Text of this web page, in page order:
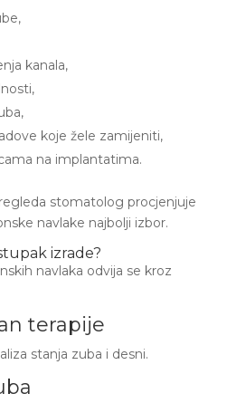
kanala,
koje žele zamijeniti,
na implantatima.
stomatolog procjenjuje
navlake najbolji izbor.
izrade?
navlaka odvija se kroz
terapije
stanja zuba i desni.